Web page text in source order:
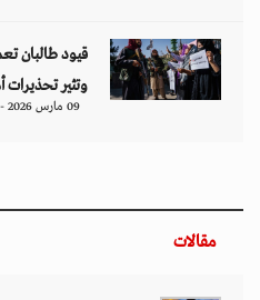
قيود طالبان
وتثير تحذيرات
09 مارس 2026 - 14:09
مقالات